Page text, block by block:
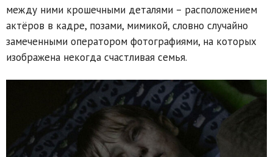
между ними крошечными деталями – расположением
актёров в кадре, позами, мимикой, словно случайно
замеченными оператором фотографиями, на которых
изображена некогда счастливая семья.